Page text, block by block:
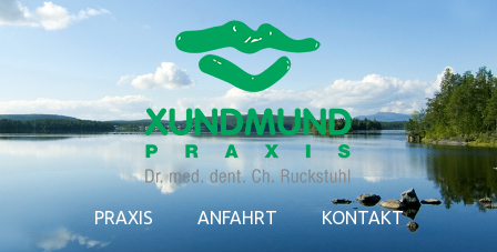
PRAXIS ANFAHRT KONTAKT